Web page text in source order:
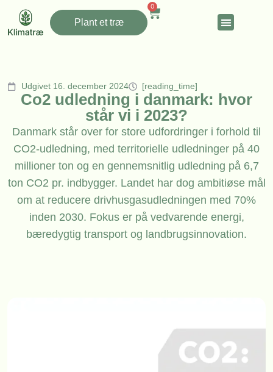
Plant et træ
0
Udgivet 16. december 2024 [reading_time]
Co2 udledning i danmark: hvor
står vi i 2023?
Danmark står over for store udfordringer i forhold til
CO2-udledning, med territorielle udledninger på 40
millioner ton og en gennemsnitlig udledning på 6,7
ton CO2 pr. indbygger. Landet har dog ambitiøse mål
om at reducere drivhusgasudledningen med 70%
inden 2030. Fokus er på vedvarende energi,
bæredygtig transport og landbrugsinnovation.